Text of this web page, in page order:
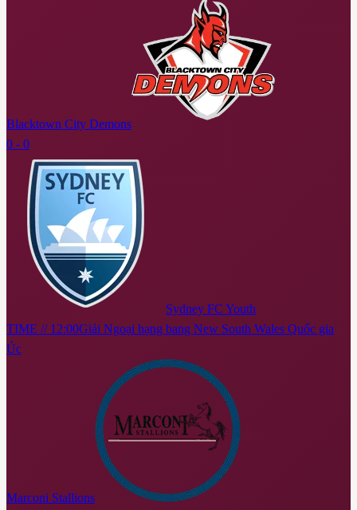
Blacktown City Demons
0 - 0
Sydney FC Youth
TIME // 12:00Giải Ngoại hạng bang New South Wales Quốc gia
Úc
Marconi Stallions